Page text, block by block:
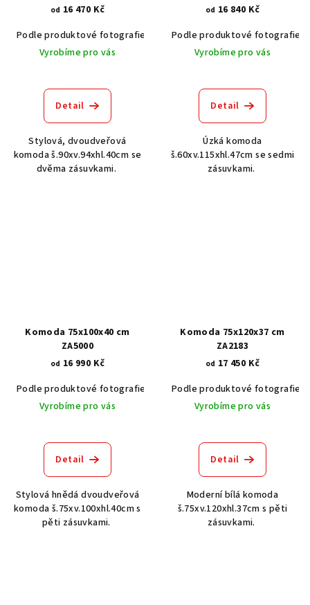
od 16 470 Kč
Podle produktové fotografie
Akát vintage BT1551
Dub světlý
Vyrobíme pro vás
Detail
Stylová, dvoudveřová
komoda š.90xv.94xhl.40cm se
dvěma zásuvkami.
od 16 840 Kč
Podle produktové fotografie
Vyrobíme pro vás
Detail
Úzká komoda
š.60xv.115xhl.47cm se sedmi
zásuvkami.
Komoda 75x100x40 cm
ZA5000
od 16 990 Kč
Podle produktové fotografie
Akát vintage BT1551
Ořech
Vyrobíme pro vás
Detail
Stylová hnědá dvoudveřová
komoda š.75xv.100xhl.40cm s
pěti zásuvkami.
Komoda 75x120x37 cm
ZA2183
od 17 450 Kč
Podle produktové fotografie
Vyrobíme pro vás
Detail
Moderní bílá komoda
š.75xv.120xhl.37cm s pěti
zásuvkami.